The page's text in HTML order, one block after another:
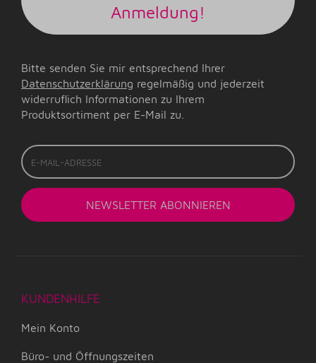
Anmeldung!
Bitte senden Sie mir entsprechend Ihrer
Datenschutzerklärung regelmäßig und jederzeit
widerruflich Informationen zu Ihrem
Produktsortiment per E-Mail zu.
E-
Mail-
Adresse
NEWSLETTER ABONNIEREN
KUNDENHILFE
Mein Konto
Büro- und Öffnungszeiten